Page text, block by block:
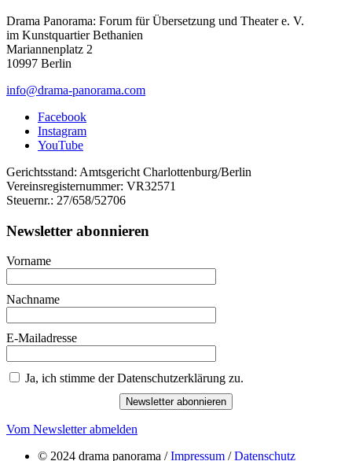
Drama Panorama: Forum für Übersetzung und Theater e. V.
im Kunstquartier Bethanien
Mariannenplatz 2
10997 Berlin
info@drama-panorama.com
Facebook
Instagram
YouTube
Gerichtsstand: Amtsgericht Charlottenburg/Berlin
Vereinsregisternummer: VR32571
Steuernr.: 27/658/52706
Newsletter abonnieren
Vorname
Nachname
E-Mailadresse
Ja, ich stimme der Datenschutzerklärung zu.
Newsletter abonnieren
Vom Newsletter abmelden
© 2024 drama panorama /Impressum /Datenschutz